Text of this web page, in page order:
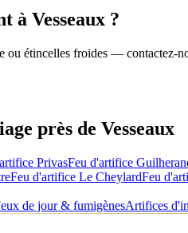
à Vesseaux ?
étincelles froides — contactez-
près de Vesseaux
PrivasFeu d'artifice
Feu d'artifice Le CheylardFeu
de jour & fumigènesArtifices